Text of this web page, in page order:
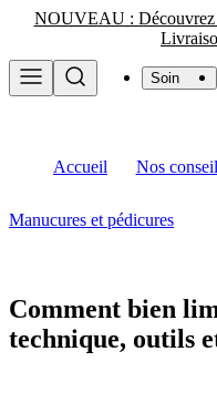
NOUVEAU :
Soin
Accueil Nos
Manucures et pédicures
Comment bien
technique, outils